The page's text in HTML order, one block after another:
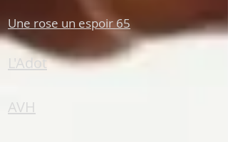
L'Adot
AVH
Une rose un espoir 65